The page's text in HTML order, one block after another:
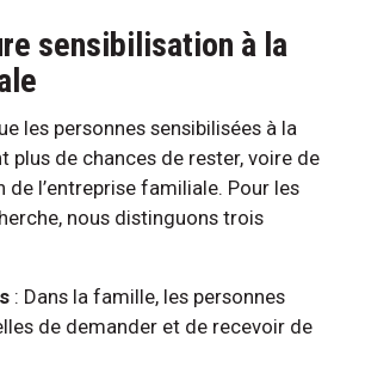
sensibilisation à la
les personnes sensibilisées à la
plus de chances de rester, voire de
de l’entreprise familiale. Pour les
nous distinguons trois
: Dans la famille, les personnes
de demander et de recevoir de